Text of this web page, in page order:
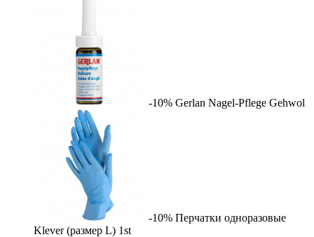
-10% Gerlan Nagel-Pflege Gehwol
-10% Перчатки одноразовые
Klever (размер L) 1st